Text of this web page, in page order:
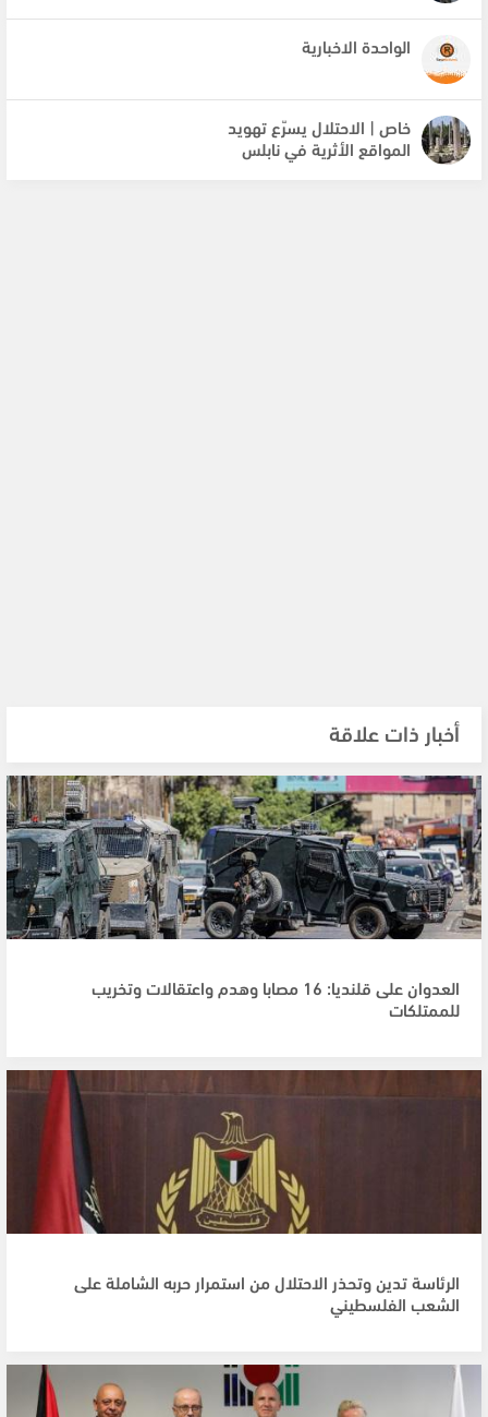
الواحدة الاخبارية
خاص | الاحتلال يسرّع تهويد
المواقع الأثرية في نابلس
أخبار ذات علاقة
العدوان على قلنديا: 16 مصابا وهدم واعتقالات وتخريب
للممتلكات
الرئاسة تدين وتحذر الاحتلال من استمرار حربه الشاملة على
الشعب الفلسطيني